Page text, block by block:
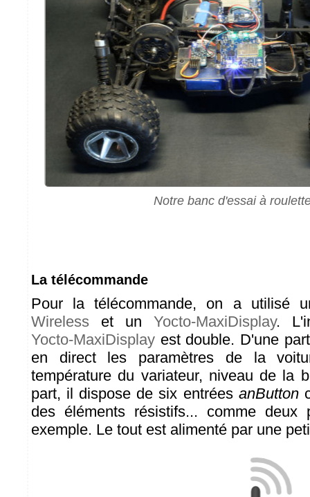
Notre banc d'essai à
La télécommande
Pour la télécommande, on a utilisé
Wireless et un Yocto-MaxiDisplay.
Yocto-MaxiDisplay est double. D'une
en direct les paramètres de la
température du variateur, niveau de la
part, il dispose de six entrées anButton
des éléments résistifs... comme deux
exemple. Le tout est alimenté par une